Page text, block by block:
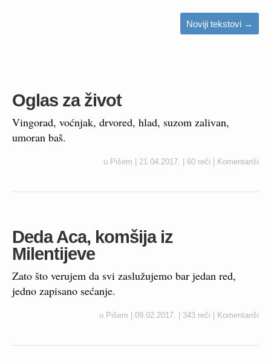
Noviji tekstovi →
Oglas za život
Vingorad, voćnjak, drvored, hlad, suzom zalivan,
umoran baš.
u Pišem 21.04.2017. 60 reči Komentariši
Deda Aca, komšija iz
Milentijeve
Zato što verujem da svi zaslužujemo bar jedan red,
jedno zapisano sećanje.
u Pišem 09.02.2017. 343 reči Komentariši